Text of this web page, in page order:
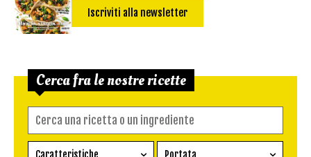
Iscriviti alla newsletter
Cerca fra le nostre ricette